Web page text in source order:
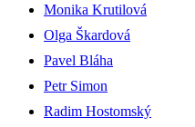
Monika Krutilová
Olga Škardová
Pavel Bláha
Petr Simon
Radim Hostomský